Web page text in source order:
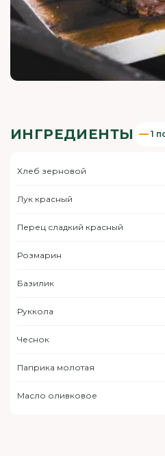
ИНГРЕДИЕНТЫ 1
Хлеб зерновой
Лук красный
Перец сладкий красный
Розмарин
Базилик
Руккола
Чеснок
Паприка молотая
Масло оливковое